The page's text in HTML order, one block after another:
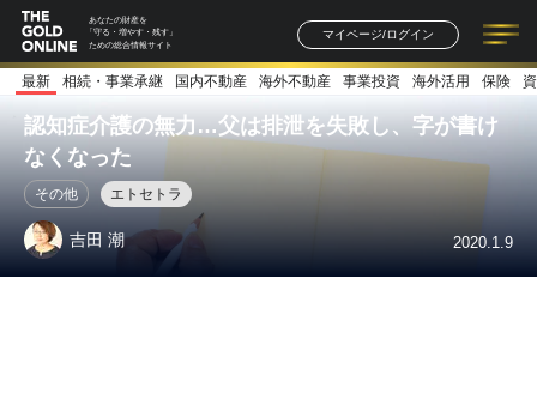
あなたの財産を
「守る・増やす・残す」
ための総合情報サイト
マイページ/ログイン
記事一覧 連載一覧
著者一覧 書籍一覧
最新 相続・事業承継 国内不動産 海外不動産 事業投資 海外活用 保険
認知症介護の無力…父は排泄を失敗し、字が書け
なくなった
その他 エトセトラ
吉田 潮 2020.1.9